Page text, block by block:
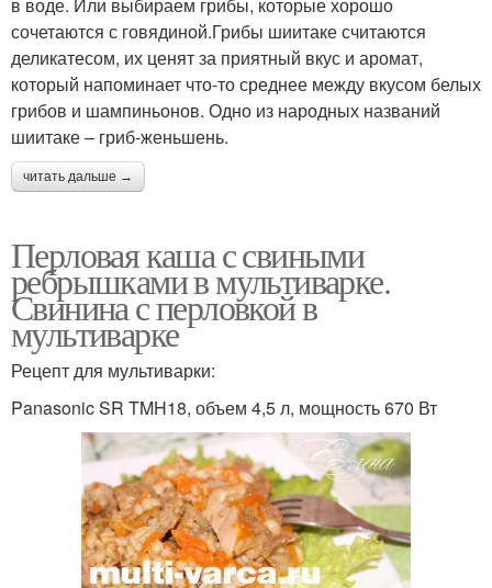
Перловки с грибами Ребрышки с перловкой
Ингредиенты для
сочетаются с говядиной.Грибы шиитаке считаются
деликатесом, их ценят за приятный вкус и аромат,
который напоминает что-то среднее между вкусом белых
грибов и шампиньонов. Одно из народных названий
шиитаке – гриб-женьшень.
читать дальше →
Перловая каша с свиными
ребрышками в мультиварке.
Свинина с перловкой в
мультиварке
Рецепт для мультиварки:
Panasonic SR TMH18, объем 4,5 л, мощность 670 Вт